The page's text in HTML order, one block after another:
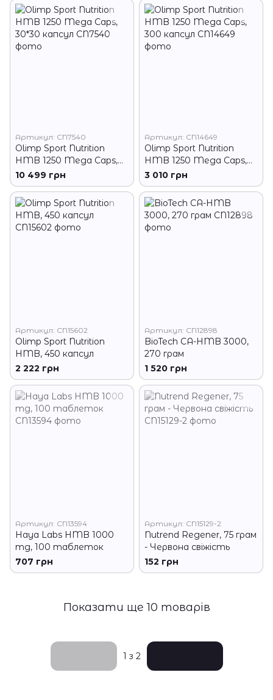
Артикул: CN7540
Olimp Sport Nutrition
HMB 1250 Mega Caps,
30*30 капсул
10 499 грн
Артикул: CN14649
Olimp Sport Nutrition
HMB 1250 Mega Caps,
300 капсул
3 010 грн
Артикул: CN15602
Olimp Sport Nutrition
HMB, 450 капсул
2 222 грн
Артикул: CN12898
BioTech CA-HMB 3000,
270 грам
1 520 грн
Артикул: CN13594
Haya Labs HMB 1000
mg, 100 таблеток
707 грн
Артикул: CN15129-2
Nutrend Regener, 75 грам
- Червона свіжість
152 грн
Показати ще 10 товарів
1 з 2